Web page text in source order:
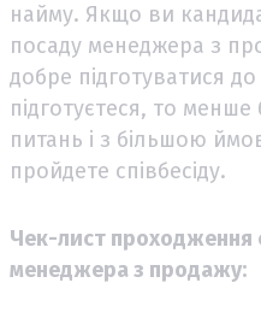
найму. Якщо ви
посаду менеджера з
добре підготуватися
підготуєтеся, то
питань і з більшою
пройдете співбесіду.
Чек-лист проходження
менеджера з продажу: